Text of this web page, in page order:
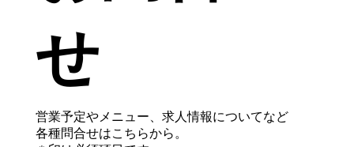
せ
営業予定やメニュー、求人情報についてなど
各種問合せはこちらから。